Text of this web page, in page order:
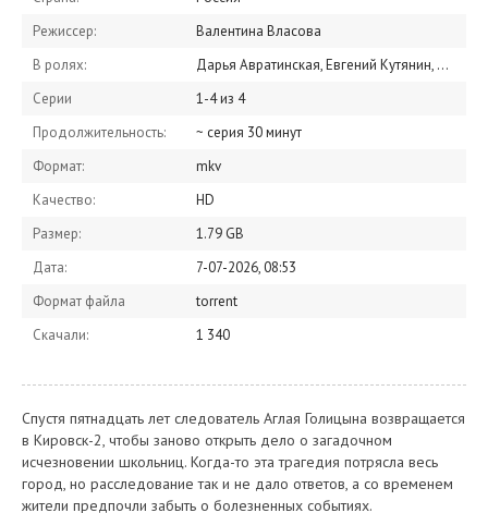
Режиссер:
Валентина Власова
В ролях:
Дарья Авратинская, Евгений Кутянин, Максим Дубровский, Татьяна Ратникова, Юлианна Михневич, Сергей Гиргель, Антон Жуков, Александр Гиренок, Алиса Авчинник, Яна Шевчук
Серии
1-4 из 4
Продолжительность:
~ серия 30 минут
Формат:
mkv
Качество:
HD
Размер:
1.79 GB
Дата:
7-07-2026, 08:53
Формат файла
torrent
Скачали:
1 340
Спустя пятнадцать лет следователь Аглая Голицына возвращается
в Кировск-2, чтобы заново открыть дело о загадочном
исчезновении школьниц. Когда-то эта трагедия потрясла весь
город, но расследование так и не дало ответов, а со временем
жители предпочли забыть о болезненных событиях.